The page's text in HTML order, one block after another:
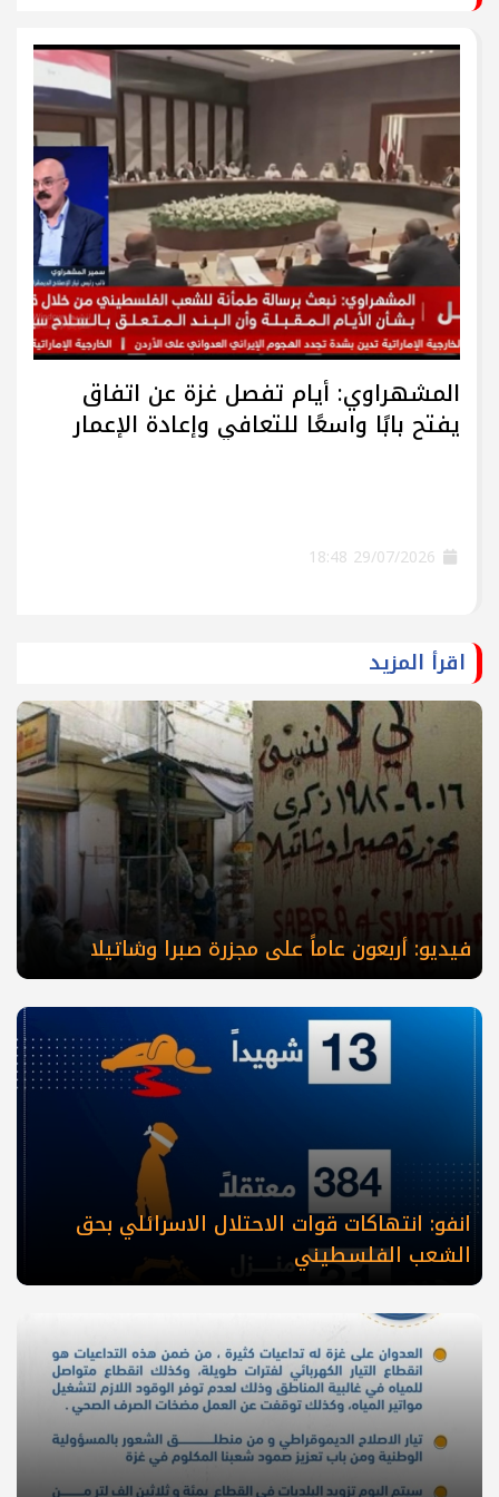
المشهراوي: أيام تفصل غزة عن اتفاق
يفتح بابًا واسعًا للتعافي وإعادة الإعمار
اقرأ المزيد
فيديو: أربعون عاماً على مجزرة صبرا وشاتيلا
انفو: انتهاكات قوات الاحتلال الاسرائلي بحق
الشعب الفلسطيني